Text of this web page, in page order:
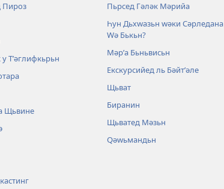
Пироз
Тʹәглифкьрьн
Щьвине
Пьрсед Гәләк Мәрийа
Һун Дьхԝазьн ԝәки Сәрледана
Ԝә Бькьн?
Мәрʹа Бьньвисьн
Екскурсийед ль Бәйтʹәле
Щьват
Биранин
Щьватед Мәзьн
Ԛәԝьмандьн